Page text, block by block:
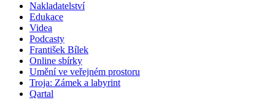
Nakladatelství
Edukace
Videa
Podcasty
František Bílek
Online sbírky
Umění ve veřejném prostoru
Troja: Zámek a labyrint
Qartal